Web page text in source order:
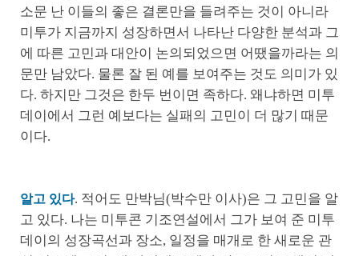
소문 난 이들의 좋은 결론만을 들려주는 것이 아니라
미투가 지금까지 성장하면서 나타난 다양한 분석과 그
에 따른 고민과 대안이 논의되었으면 어땠을까라는 의
문만 남았다. 물론 잘 된 예를 보여주는 것도 의미가 있
다. 하지만 그것은 한두 번이면 족하다. 왜냐하면 미투
데이에서 그런 예보다는 실패의 고민이 더 많기 때문
이다.
알고 있다. 적어도 만박님(박수만 이사)은 그 고민을 알
고 있다. 나는 미투콘 기조연설에서 그가 보여 준 미투
데이의 성장곡선과 장소, 일정을 매개로 한 새로운 관